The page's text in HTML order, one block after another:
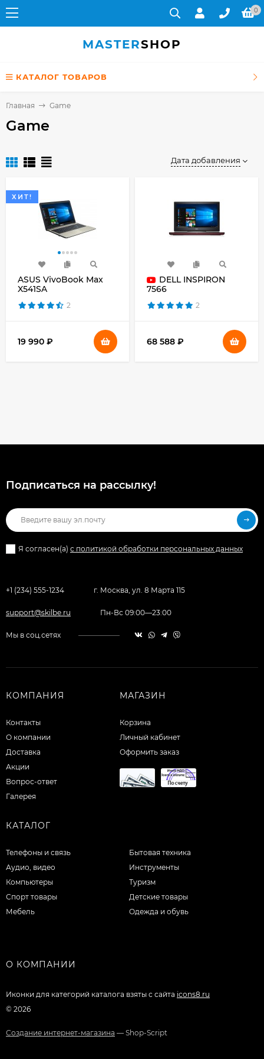
0
MASTERSHOP
КАТАЛОГ ТОВАРОВ
Главная Game
Game
Дата добавления
ХИТ!
ASUS VivoBook Max
X541SA
2
19 990 ₽
DELL INSPIRON
7566
2
68 588 ₽
Подписаться на рассылкy!
Я согласен(a) с политикой обработки персональных данных
+1 (234) 555-1234 г. Москва, ул. 8 Марта 115
support@skilbe.ru Пн-Вс 09:00—23:00
Мы в соц.сетях
КОМПАНИЯ
Контакты
О компании
Доставка
Акции
Вопрос-ответ
Галерея
МАГАЗИН
Корзина
Личный кабинет
Оформить заказ
КАТАЛОГ
Телефоны и связь
Аудио, видео
Компьютеры
Спорт товары
Мебель
Бытовая техника
Инструменты
Туризм
Детские товары
Одежда и обувь
О КОМПАНИИ
Иконки для категорий каталога взяты с сайта icons8.ru
© 2026
Создание интернет-магазина — Shop-Script